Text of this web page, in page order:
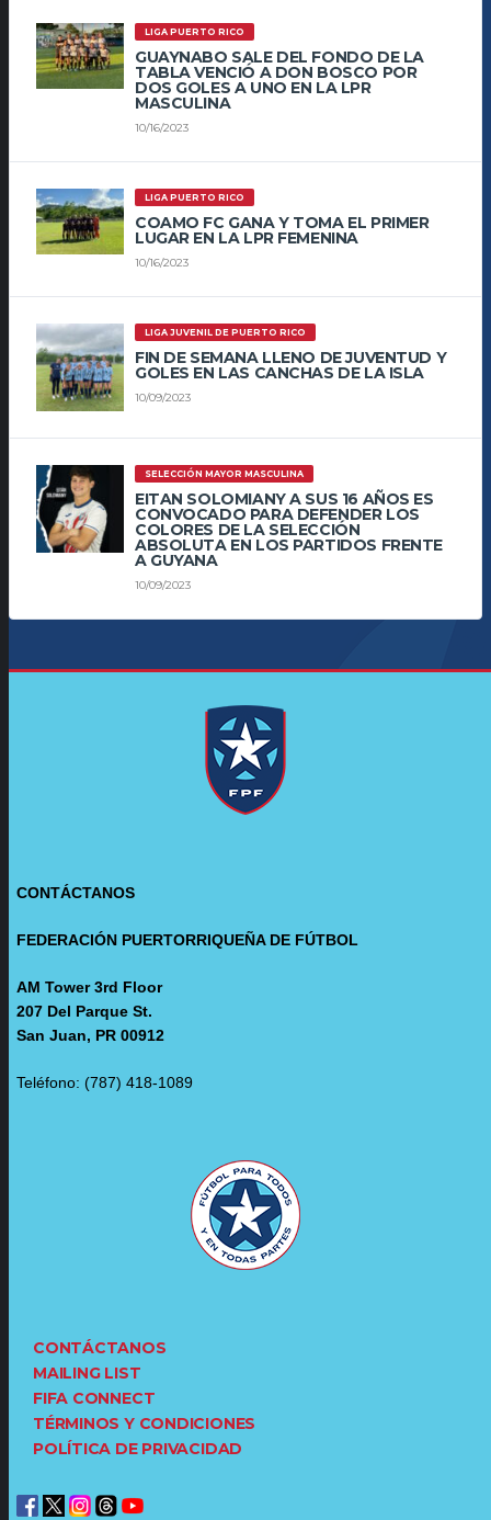
LIGA PUERTO RICO
GUAYNABO SALE DEL FONDO DE LA
TABLA VENCIÓ A DON BOSCO POR
DOS GOLES A UNO EN LA LPR
MASCULINA
10/16/2023
LIGA PUERTO RICO
COAMO FC GANA Y TOMA EL PRIMER
LUGAR EN LA LPR FEMENINA
10/16/2023
LIGA JUVENIL DE PUERTO RICO
FIN DE SEMANA LLENO DE JUVENTUD Y
GOLES EN LAS CANCHAS DE LA ISLA
10/09/2023
SELECCIÓN MAYOR MASCULINA
EITAN SOLOMIANY A SUS 16 AÑOS ES
CONVOCADO PARA DEFENDER LOS
COLORES DE LA SELECCIÓN
ABSOLUTA EN LOS PARTIDOS FRENTE
A GUYANA
10/09/2023
CONTÁCTANOS
FEDERACIÓN PUERTORRIQUEÑA DE FÚTBOL
AM Tower 3rd Floor
207 Del Parque St.
San Juan, PR 00912
Teléfono: (787) 418-1089
CONTÁCTANOS
MAILING LIST
FIFA CONNECT
TÉRMINOS Y CONDICIONES
POLÍTICA DE PRIVACIDAD